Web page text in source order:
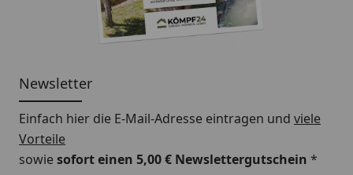
Newsletter
Einfach hier die E-Mail-Adresse eintragen und viele
Vorteile
sowiesofort einen 5,00 € Newslettergutschein *